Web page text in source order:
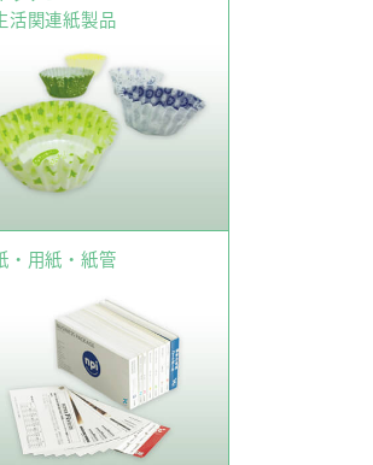
活関連紙製品
・用紙・紙管